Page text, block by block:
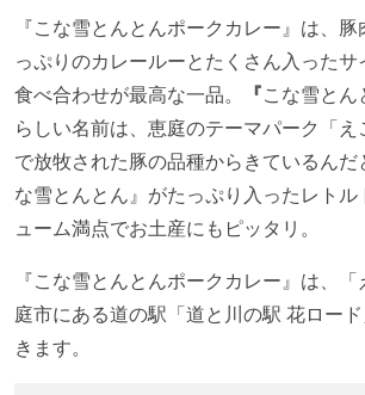
『こな雪とんとんポークカレー』は、
っぷりのカレールーとたくさん入った
食べ合わせが最高な一品。
『こな雪とん
らしい名前は、恵庭のテーマパーク「
で放牧された豚の品種からきているんだ
な雪とんとん』がたっぷり入ったレトル
ューム満点でお土産にもピッタリ。
『こな雪とんとんポークカレー』は、
庭市にある道の駅「道と川の駅 花ロー
きます。